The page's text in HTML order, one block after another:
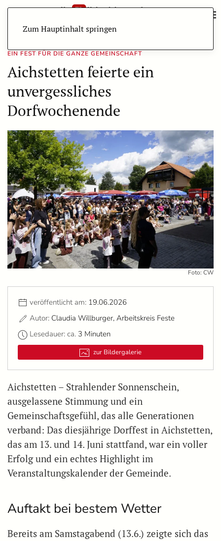
Zum Hauptinhalt springen
EIN FEST FÜR DIE GANZE GEMEINSCHAFT
Aichstetten feierte ein
unvergessliches
Dorfwochenende
Foto: CW
veröffentlicht am: 19.06.2026
Autor: Claudia Willburger, Arbeitskreis Feste
Lesedauer: ca. 3 Minuten
zur Bildergalerie
Aichstetten – Strahlender Sonnenschein,
ausgelassene Stimmung und ein
Gemeinschaftsgefühl, das alle Generationen
verband: Das diesjährige Dorffest in Aichstetten,
das am 13. und 14. Juni stattfand, war ein voller
Erfolg und ein echtes Highlight im
Veranstaltungskalender der Gemeinde.
Auftakt bei bestem Wetter
Bereits am Samstagabend (13.6.) zeigte sich das